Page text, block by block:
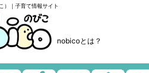
）｜子育て情報サイト
nobicoとは？